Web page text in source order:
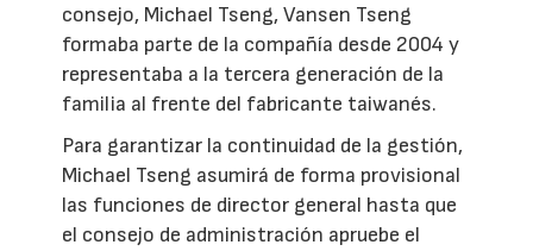
consejo, Michael Tseng, Vansen Tseng
formaba parte de la compañía desde 2004 y
representaba a la tercera generación de la
familia al frente del fabricante taiwanés.
Para garantizar la continuidad de la gestión,
Michael Tseng asumirá de forma provisional
las funciones de director general hasta que
el consejo de administración apruebe el